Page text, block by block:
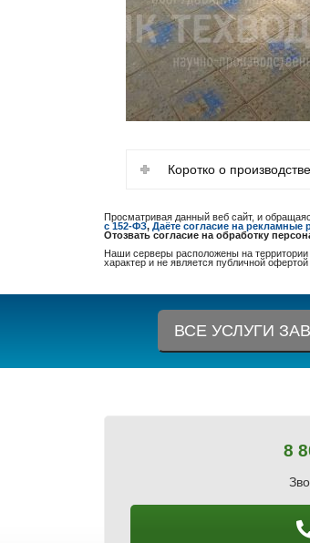
Коротко о производстве
Просматривая данный веб сайт, и
с 152-ФЗ, Даёте согласие на рекламные
Отозвать согласие на обработку
Наши серверы расположены на
характер и не является публичной офертой
ВСЕ УСЛУГИ
8